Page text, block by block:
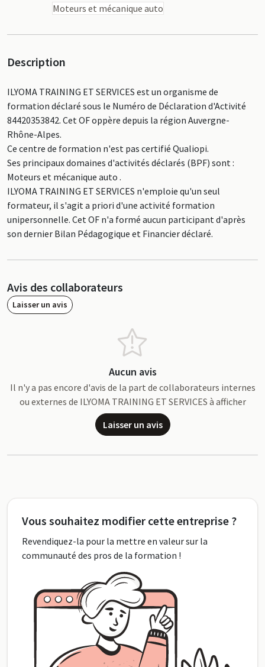
Moteurs et mécanique auto
Description
ILYOMA TRAINING ET SERVICES est un organisme de
formation déclaré sous le Numéro de Déclaration d'Activité
84420353842. Cet OF oppère depuis la région Auvergne-
Rhône-Alpes.
Ce centre de formation n'est pas certifié Qualiopi.
Ses principaux domaines d'activités déclarés (BPF) sont :
Moteurs et mécanique auto .
ILYOMA TRAINING ET SERVICES n'emploie qu'un seul
formateur, il s'agit a priori d'une activité formation
unipersonnelle. Cet OF n'a formé aucun participant d'après
son dernier Bilan Pédagogique et Financier déclaré.
Avis des collaborateurs
Laisser un avis
Aucun avis
Il n'y a pas encore d'avis de la part de collaborateurs internes
ou externes de ILYOMA TRAINING ET SERVICES à afficher
Laisser un avis
Vous souhaitez modifier cette entreprise ?
Revendiquez-la pour la mettre en valeur sur la
communauté des pros de la formation !